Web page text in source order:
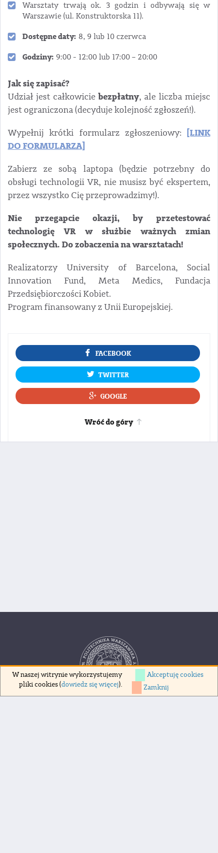
Warsztaty trwają ok. 3 godzin i odbywają się w
Warszawie (ul. Konstruktorska 11).
Dostępne daty: 8, 9 lub 10 czerwca
Godziny: 9:00 - 12:00 lub 17:00 – 20:00
Jak się zapisać?
Udział jest całkowicie bezpłatny, ale liczba miejsc
jest ograniczona (decyduje kolejność zgłoszeń!).
Wypełnij krótki formularz zgłoszeniowy:
[LINK
DO FORMULARZA]
Zabierz ze sobą laptopa (będzie potrzebny do
obsługi technologii VR, nie musisz być ekspertem,
przez wszystko Cię przeprowadzimy!).
Nie przegapcie okazji, by przetestować
technologię VR w służbie ważnych zmian
społecznych. Do zobaczenia na warsztatach!
Realizatorzy University of Barcelona, Social
Innovation Fund, Meta Medics, Fundacja
Przedsiębiorczości Kobiet.
Program finansowany z Unii Europejskiej.
FACEBOOK
TWITTER
GOOGLE
Wróć do góry
W naszej witrynie wykorzystujemy
pliki cookies (dowiedz się więcej).
Akceptuję cookies
Zamknij